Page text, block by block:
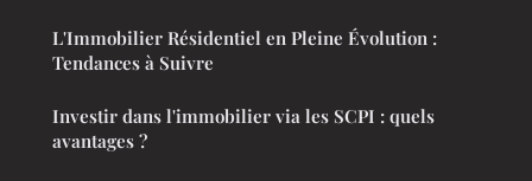
L'Immobilier Résidentiel en Pleine Évolution :
Tendances à Suivre
Investir dans l'immobilier via les SCPI : quels
avantages ?